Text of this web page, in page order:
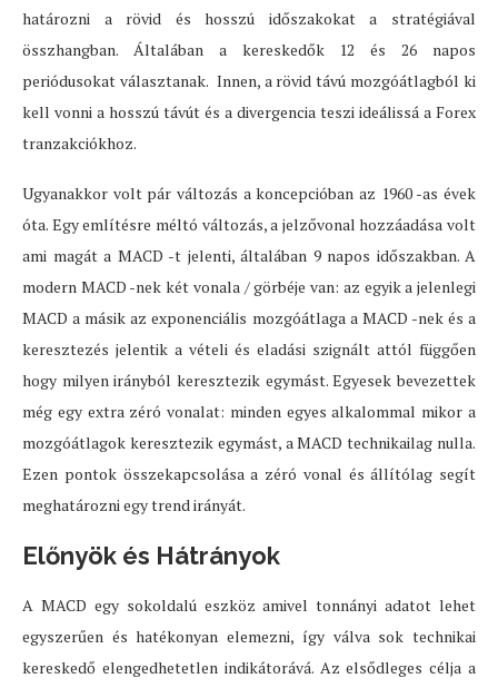
határozni a rövid és hosszú időszakokat a stratégiával
összhangban. Általában a kereskedők 12 és 26 napos
periódusokat választanak. Innen, a rövid távú mozgóátlagból ki
kell vonni a hosszú távút és a divergencia teszi ideálissá a Forex
tranzakciókhoz.
Ugyanakkor volt pár változás a koncepcióban az 1960 -as évek
óta. Egy említésre méltó változás, a jelzővonal hozzáadása volt
ami magát a MACD -t jelenti, általában 9 napos időszakban. A
modern MACD -nek két vonala / görbéje van: az egyik a jelenlegi
MACD a másik az exponenciális mozgóátlaga a MACD -nek és a
keresztezés jelentik a vételi és eladási szignált attól függően
hogy milyen irányból keresztezik egymást. Egyesek bevezettek
még egy extra zéró vonalat: minden egyes alkalommal mikor a
mozgóátlagok keresztezik egymást, a MACD technikailag nulla.
Ezen pontok összekapcsolása a zéró vonal és állítólag segít
meghatározni egy trend irányát.
Előnyök és Hátrányok
A MACD egy sokoldalú eszköz amivel tonnányi adatot lehet
egyszerűen és hatékonyan elemezni, így válva sok technikai
kereskedő elengedhetetlen indikátorává. Az elsődleges célja a